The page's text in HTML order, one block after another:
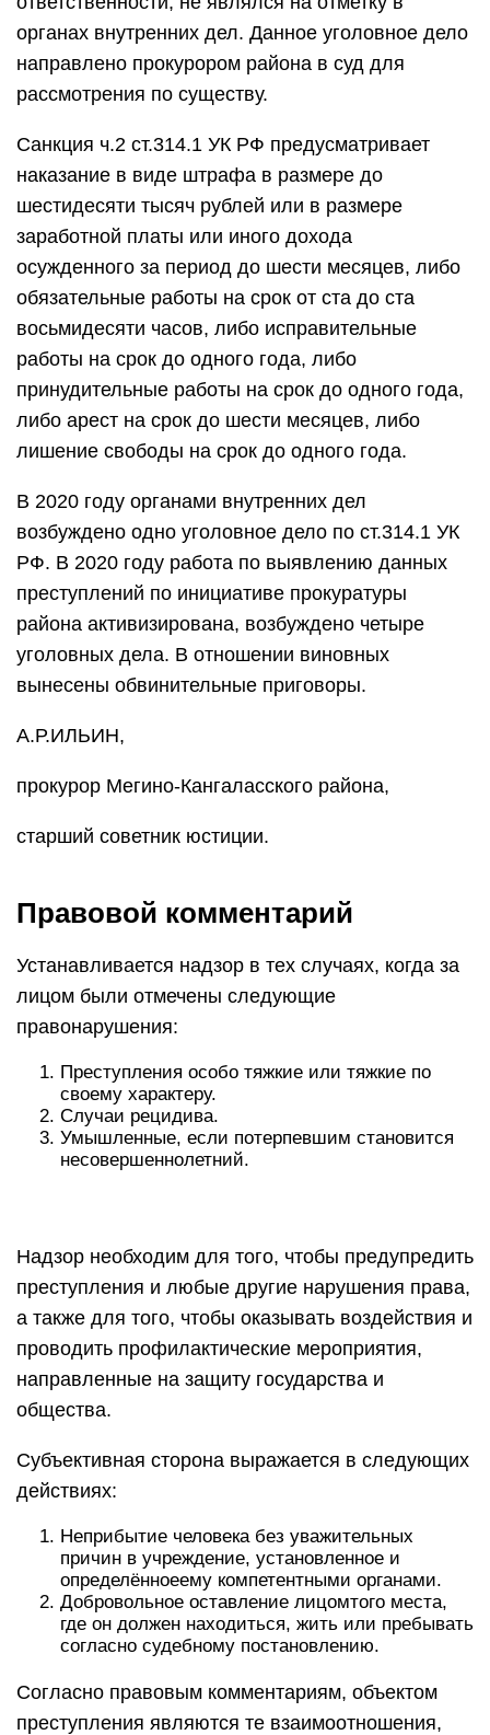
органах внутренних дел. Данное уголовное дело
направлено прокурором района в суд для
рассмотрения по существу.
Санкция ч.2 ст.314.1 УК РФ предусматривает
наказание в виде штрафа в размере до
шестидесяти тысяч рублей или в размере
заработной платы или иного дохода
осужденного за период до шести месяцев, либо
обязательные работы на срок от ста до ста
восьмидесяти часов, либо исправительные
работы на срок до одного года, либо
принудительные работы на срок до одного года,
либо арест на срок до шести месяцев, либо
лишение свободы на срок до одного года.
В 2020 году органами внутренних дел
возбуждено одно уголовное дело по ст.314.1 УК
РФ. В 2020 году работа по выявлению данных
преступлений по инициативе прокуратуры
района активизирована, возбуждено четыре
уголовных дела. В отношении виновных
вынесены обвинительные приговоры.
А.Р.ИЛЬИН,
прокурор Мегино-Кангаласского района,
старший советник юстиции.
Правовой комментарий
Устанавливается надзор в тех случаях, когда за
лицом были отмечены следующие
правонарушения:
Преступления особо тяжкие или тяжкие по
своему характеру.
Случаи рецидива.
Умышленные, если потерпевшим становится
несовершеннолетний.
Надзор необходим для того, чтобы предупредить
преступления и любые другие нарушения права,
а также для того, чтобы оказывать воздействия и
проводить профилактические мероприятия,
направленные на защиту государства и
общества.
Субъективная сторона выражается в следующих
действиях:
Неприбытие человека без уважительных
причин в учреждение, установленное и
определённоеему компетентными органами.
Добровольное оставление лицомтого места,
где он должен находиться, жить или пребывать
согласно судебному постановлению.
Согласно правовым комментариям, объектом
преступления являются те взаимоотношения,